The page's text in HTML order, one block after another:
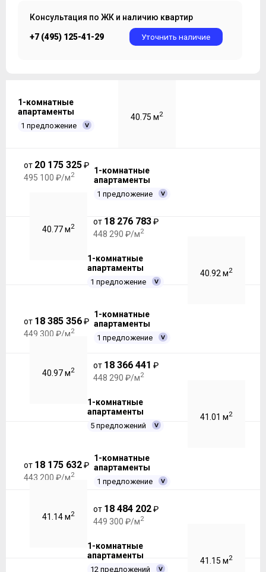
Консультация по ЖК и наличию квартир
+7 (495) 125-41-29 Уточнить наличие
1-комнатные
апартаменты
1 предложение
40.75 м2
от 20 175 325₽
495 100 ₽/м2
1-комнатные
апартаменты
1 предложение
40.77 м2
от 18 276 783₽
448 290 ₽/м2
1-комнатные
апартаменты
1 предложение
40.92 м2
от 18 385 356₽
449 300 ₽/м2
1-комнатные
апартаменты
1 предложение
40.97 м2
от 18 366 441 ₽
448 290 ₽/м2
1-комнатные
апартаменты
5 предложений
41.01 м2
от 18 175 632₽
443 200 ₽/м2
1-комнатные
апартаменты
1 предложение
41.14 м2
от 18 484 202₽
449 300 ₽/м2
1-комнатные
апартаменты
12 предложений
41.15 м2